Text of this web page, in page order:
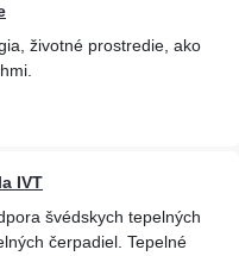
životné prostredie, ako
IVT
švédskych tepelných
čerpadiel. Tepelné